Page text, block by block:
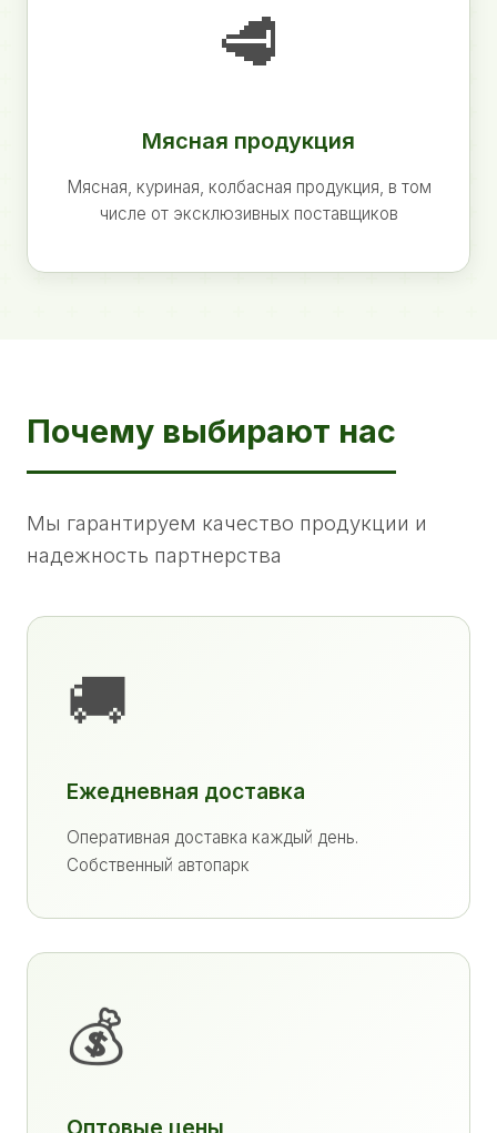
🥩
Мясная продукция
Мясная, куриная, колбасная продукция, в том
числе от эксклюзивных поставщиков
Почему выбирают нас
Мы гарантируем качество продукции и
надежность партнерства
🚚
Ежедневная доставка
Оперативная доставка каждый день.
Собственный автопарк
💰
Оптовые цены